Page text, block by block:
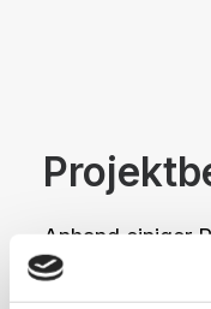
Anhand einiger
Dir zeigen,